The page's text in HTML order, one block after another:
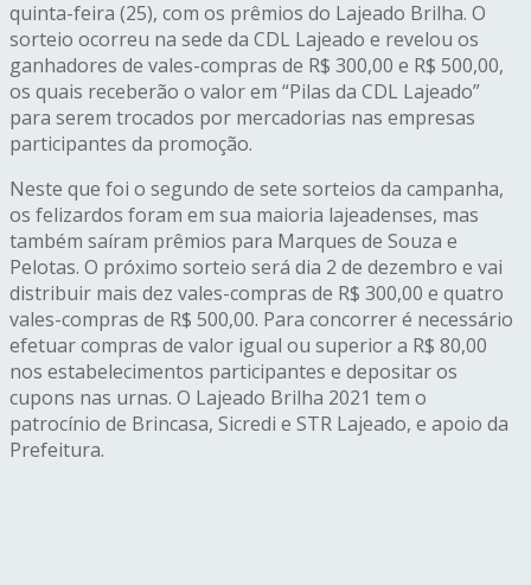
quinta-feira (25), com os prêmios do Lajeado Brilha. O
sorteio ocorreu na sede da CDL Lajeado e revelou os
ganhadores de vales-compras de R$ 300,00 e R$ 500,00,
os quais receberão o valor em “Pilas da CDL Lajeado”
para serem trocados por mercadorias nas empresas
participantes da promoção.
Neste que foi o segundo de sete sorteios da campanha,
os felizardos foram em sua maioria lajeadenses, mas
também saíram prêmios para Marques de Souza e
Pelotas. O próximo sorteio será dia 2 de dezembro e vai
distribuir mais dez vales-compras de R$ 300,00 e quatro
vales-compras de R$ 500,00. Para concorrer é necessário
efetuar compras de valor igual ou superior a R$ 80,00
nos estabelecimentos participantes e depositar os
cupons nas urnas. O Lajeado Brilha 2021 tem o
patrocínio de Brincasa, Sicredi e STR Lajeado, e apoio da
Prefeitura.